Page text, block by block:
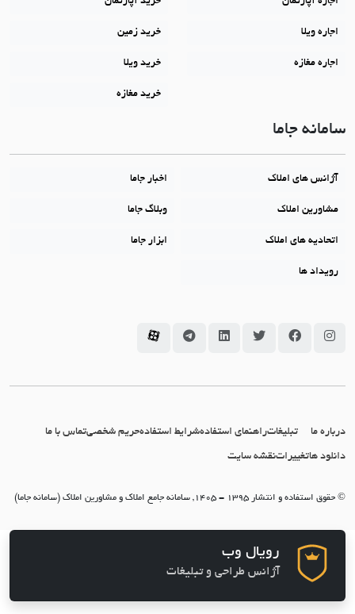
اجاره ویلا
اجاره مغازه
خرید زمین
خرید ویلا
خرید مغازه
سامانه جاما
آژانس های املاک اخبار جاما
مشاورین املاک وبلاگ جاما
اتحادیه های املاک ابزار جاما
رویداد ها
سامانه جاما در اینستاگرام
سامانه جاما در فیسبوک
سامانه جاما در توئیتر
سامانه جاما در لینکداین
سامانه جاما در تلگرام
سامانه جاما در آپارات
درباره ما تبلیغاتراهنمای استفادهشرایط استفادهحریم شخصیتماس با ما
دانلود هاتغییراتنقشه سایت
© حقوق استفاده و انتشار 1395 - 1405, سامانه جامع املاک و مشاورین املاک (سامانه جاما)
رویال وب
آژانس طراحی و تبلیغات